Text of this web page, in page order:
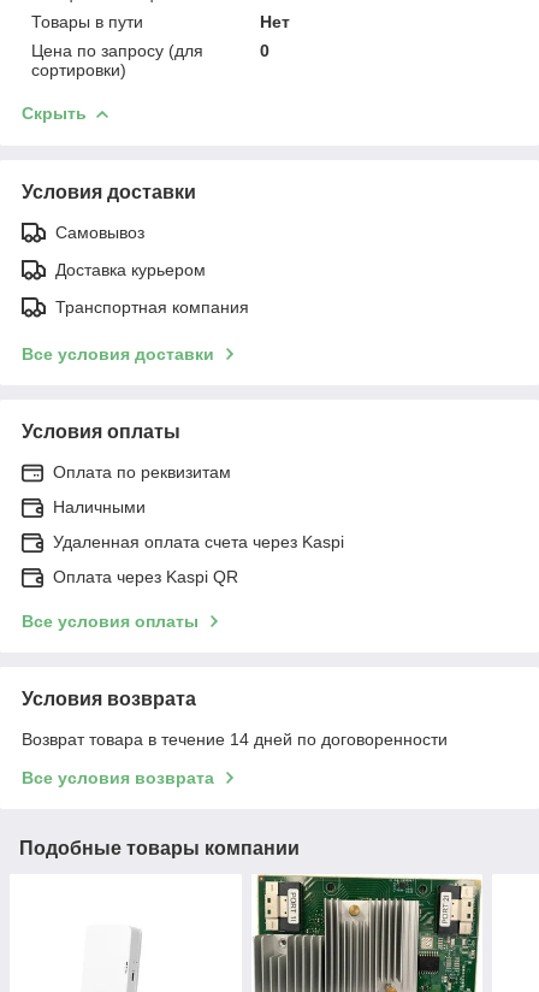
Товары в пути
Нет
Цена по запросу (для
сортировки)
0
Скрыть
Условия доставки
Самовывоз
Доставка курьером
Транспортная компания
Все условия доставки
Условия оплаты
Оплата по реквизитам
Наличными
Удаленная оплата счета через Kaspi
Оплата через Kaspi QR
Все условия оплаты
Условия возврата
Возврат товара в течение 14 дней по договоренности
Все условия возврата
Подобные товары компании